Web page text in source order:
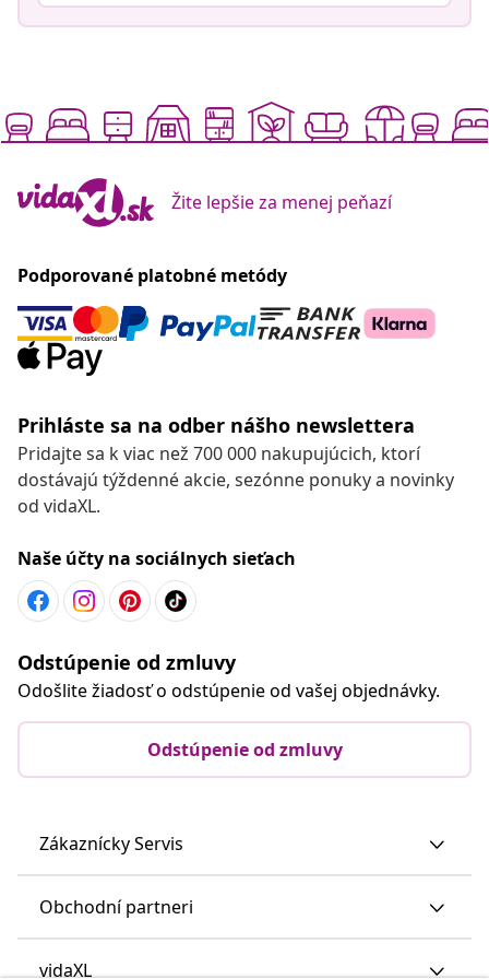
Žite lepšie za menej peňazí
Podporované platobné metódy
Prihláste sa na odber nášho newslettera
Pridajte sa k viac než 700 000 nakupujúcich, ktorí
dostávajú týždenné akcie, sezónne ponuky a novinky
od vidaXL.
Naše účty na sociálnych sieťach
Odstúpenie od zmluvy
Odošlite žiadosť o odstúpenie od vašej objednávky.
Odstúpenie od zmluvy
Zákaznícky Servis
Obchodní partneri
vidaXL